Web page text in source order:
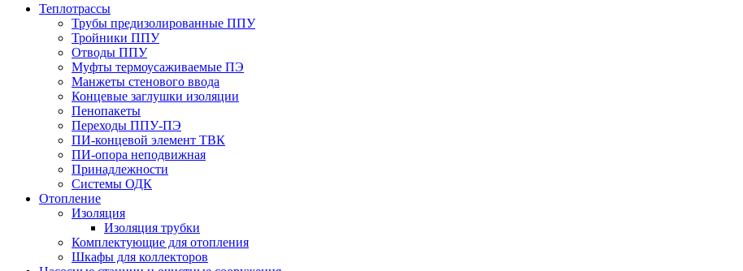
Теплотрассы
Трубы предизолированные ППУ
Тройники ППУ
Отводы ППУ
Муфты термоусаживаемые ПЭ
Манжеты стенового ввода
Концевые заглушки изоляции
Пенопакеты
Переходы ППУ-ПЭ
ПИ-концевой элемент ТВК
ПИ-опора неподвижная
Принадлежности
Системы ОДК
Отопление
Изоляция
Изоляция трубки
Комплектующие для отопления
Шкафы для коллекторов